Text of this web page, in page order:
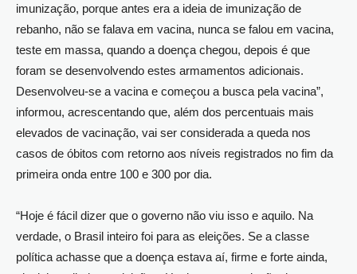
imunização, porque antes era a ideia de imunização de
rebanho, não se falava em vacina, nunca se falou em vacina,
teste em massa, quando a doença chegou, depois é que
foram se desenvolvendo estes armamentos adicionais.
Desenvolveu-se a vacina e começou a busca pela vacina”,
informou, acrescentando que, além dos percentuais mais
elevados de vacinação, vai ser considerada a queda nos
casos de óbitos com retorno aos níveis registrados no fim da
primeira onda entre 100 e 300 por dia.
“Hoje é fácil dizer que o governo não viu isso e aquilo. Na
verdade, o Brasil inteiro foi para as eleições. Se a classe
política achasse que a doença estava aí, firme e forte ainda,